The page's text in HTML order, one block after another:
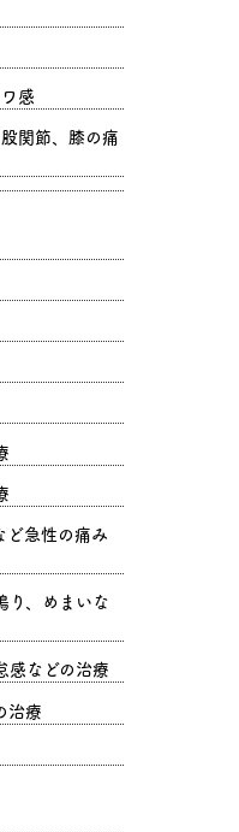
感
関節、膝の痛
ど急性の痛み
り、めまいな
感などの治療
治療